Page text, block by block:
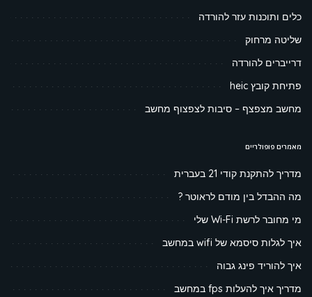
כלים ותוכנות עזר להורדה
שליטה מרחוק
דרייברים להורדה
פתיחת קובץ heic
מחשב מצפצף – סיבות לצפצוף מחשב
מאמרים פופולריים
מדריך להתקנת קודי 21 בעברית
מה ההבדל בין מודם לראוטר ?
מי מחובר לרשת Wi-Fi שלי
איך לגלות סיסמא של wifi במחשב
איך להוריד פינג גבוה
מדריך איך להעלות fps במחשב